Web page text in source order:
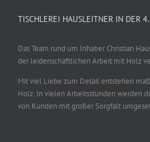
TISCHLEREI HAUSLEITNER IN DER
Das Team rund um Inhaber Christian
der leidenschaftlichen Arbeit mit Holz
Mit viel Liebe zum Detail entstehen
Holz. In vielen Arbeitsstunden werden
von Kunden mit großer Sorgfalt